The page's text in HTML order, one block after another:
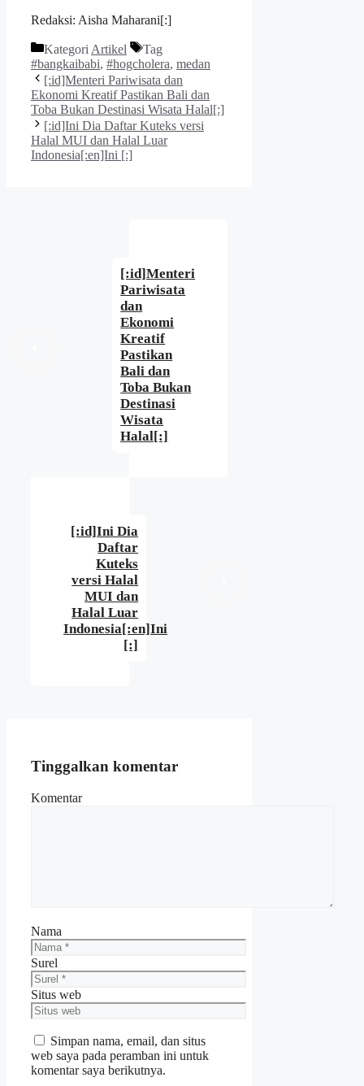
Redaksi: Aisha Maharani[:]
Kategori Artikel
Tag
#bangkaibabi, #hogcholera, medan
[:id]Menteri Pariwisata dan
Ekonomi Kreatif Pastikan Bali dan
Toba Bukan Destinasi Wisata Halal[:]
[:id]Ini Dia Daftar Kuteks versi
Halal MUI dan Halal Luar
Indonesia[:en]Ini [:]
[:id]Menteri
Pariwisata
dan
Ekonomi
Kreatif
Pastikan
Bali dan
Toba Bukan
Destinasi
Wisata
Halal[:]
[:id]Ini Dia
Daftar
Kuteks
versi Halal
MUI dan
Halal Luar
Indonesia[:en]Ini
[:]
Tinggalkan komentar
Komentar
Nama
Surel
Situs web
Simpan nama, email, dan situs
web saya pada peramban ini untuk
komentar saya berikutnya.